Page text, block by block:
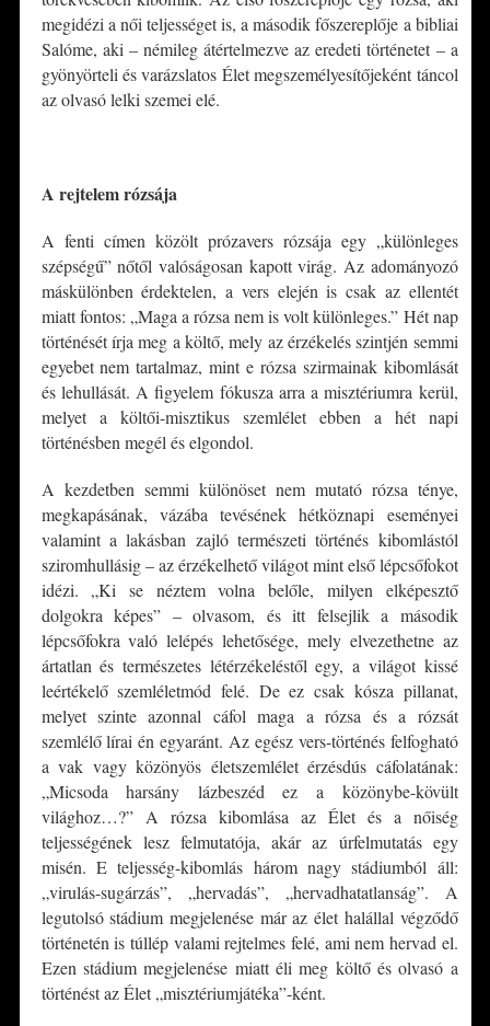
megidézi a női teljességet is, a második főszereplője a bibliai
Salóme, aki – némileg átértelmezve az eredeti történetet – a
gyönyörteli és varázslatos Élet megszemélyesítőjeként táncol
az olvasó lelki szemei elé.
A rejtelem rózsája
A fenti címen közölt prózavers rózsája egy „különleges
szépségű” nőtől valóságosan kapott virág. Az adományozó
máskülönben érdektelen, a vers elején is csak az ellentét
miatt fontos: „Maga a rózsa nem is volt különleges.” Hét nap
történését írja meg a költő, mely az érzékelés szintjén semmi
egyebet nem tartalmaz, mint e rózsa szirmainak kibomlását
és lehullását. A figyelem fókusza arra a misztériumra kerül,
melyet a költői-misztikus szemlélet ebben a hét napi
történésben megél és elgondol.
A kezdetben semmi különöset nem mutató rózsa ténye,
megkapásának, vázába tevésének hétköznapi eseményei
valamint a lakásban zajló természeti történés kibomlástól
sziromhullásig – az érzékelhető világot mint első lépcsőfokot
idézi. „Ki se néztem volna belőle, milyen elképesztő
dolgokra képes” – olvasom, és itt felsejlik a második
lépcsőfokra való lelépés lehetősége, mely elvezethetne az
ártatlan és természetes létérzékeléstől egy, a világot kissé
leértékelő szemléletmód felé. De ez csak kósza pillanat,
melyet szinte azonnal cáfol maga a rózsa és a rózsát
szemlélő lírai én egyaránt. Az egész vers-történés felfogható
a vak vagy közönyös életszemlélet érzésdús cáfolatának:
„Micsoda harsány lázbeszéd ez a közönybe-kövült
világhoz…?” A rózsa kibomlása az Élet és a nőiség
teljességének lesz felmutatója, akár az úrfelmutatás egy
misén. E teljesség-kibomlás három nagy stádiumból áll:
„virulás-sugárzás”, „hervadás”, „hervadhatatlanság”. A
legutolsó stádium megjelenése már az élet halállal végződő
történetén is túllép valami rejtelmes felé, ami nem hervad el.
Ezen stádium megjelenése miatt éli meg költő és olvasó a
történést az Élet „misztériumjátéka”-ként.